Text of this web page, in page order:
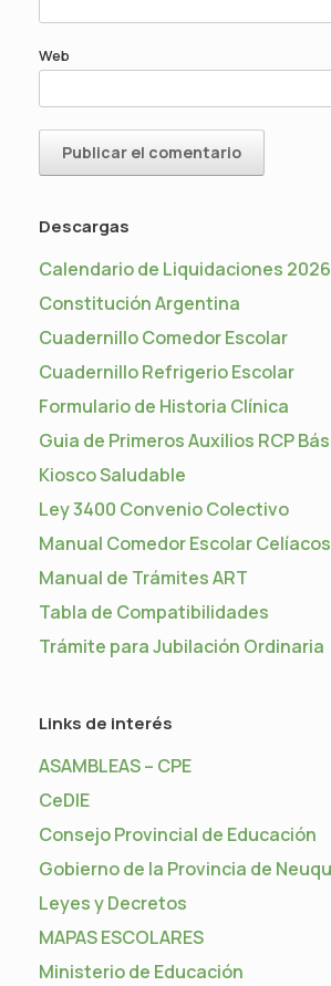
Web
Descargas
Calendario de Liquidaciones 2026
Constitución Argentina
Cuadernillo Comedor Escolar
Cuadernillo Refrigerio Escolar
Formulario de Historia Clínica
Guia de Primeros Auxilios RCP
Kiosco Saludable
Ley 3400 Convenio Colectivo
Manual Comedor Escolar Celíacos
Manual de Trámites ART
Tabla de Compatibilidades
Trámite para Jubilación Ordinaria
Links de interés
ASAMBLEAS – CPE
CeDIE
Consejo Provincial de Educación
Gobierno de la Provincia de
Leyes y Decretos
MAPAS ESCOLARES
Ministerio de Educación